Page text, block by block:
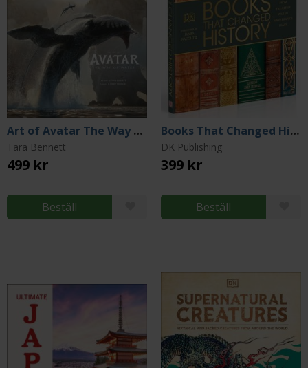
Art of Avatar The Way of Water
Tara Bennett
499 kr
Beställ
Books That Changed History
DK Publishing
399 kr
Beställ